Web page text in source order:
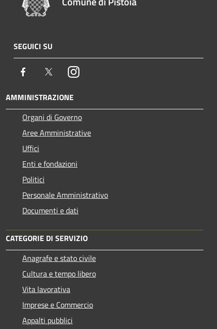
SEGUICI SU
Facebook TwitterInstagram
AMMINISTRAZIONE
Organi di Governo
Aree Amministrative
Uffici
Enti e fondazioni
Politici
Personale Amministrativo
Documenti e dati
CATEGORIE DI SERVIZIO
Anagrafe e stato civile
Cultura e tempo libero
Vita lavorativa
Imprese e Commercio
Appalti pubblici